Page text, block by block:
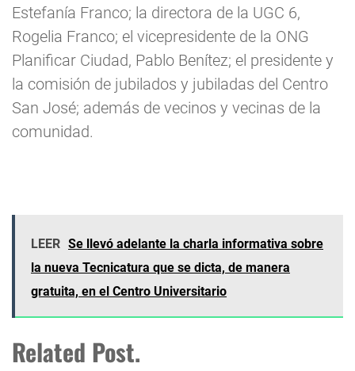
Estefanía Franco; la directora de la UGC 6,
Rogelia Franco; el vicepresidente de la ONG
Planificar Ciudad, Pablo Benítez; el presidente y
la comisión de jubilados y jubiladas del Centro
San José; además de vecinos y vecinas de la
comunidad.
LEER Se llevó adelante la charla informativa sobre
la nueva Tecnicatura que se dicta, de manera
gratuita, en el Centro Universitario
Related Post.